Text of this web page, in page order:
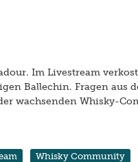
Im Livestream
Ballechin. Fragen aus
wachsenden Whisky-
Whisky Community